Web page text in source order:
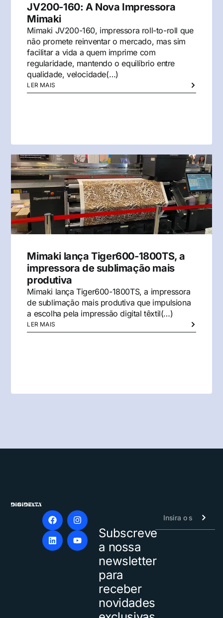
JV200-160: A Nova Impressora
Mimaki
Mimaki JV200-160, impressora roll-to-roll que
não promete reinventar o mercado, mas sim
facilitar a vida a quem imprime com
regularidade, mantendo o equilíbrio entre
qualidade, velocidade(…)
LER MAIS
Mimaki lança Tiger600-1800TS, a
impressora de sublimação mais
produtiva
Mimaki lança Tiger600-1800TS, a impressora
de sublimação mais produtiva que impulsiona
a escolha pela impressão digital têxtil(…)
LER MAIS
Subscreve
a nossa
newsletter
para
receber
novidades
Alternative: